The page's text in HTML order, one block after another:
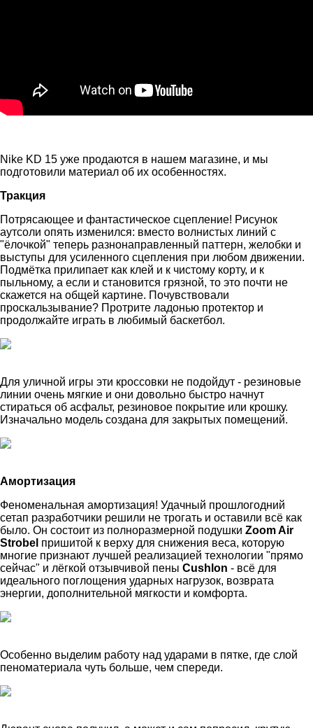
Nike KD 15 уже продаются в нашем магазине, и мы
подготовили материал об их особенностях.
Тракция
Потрясающее и фантастическое сцепление! Рисунок
аутсоли опять изменился: вместо волнистых линий с
"ёлочкой" теперь разнонаправленный паттерн, желобки и
выступы для усиленного сцепления при любом движении.
Подмётка прилипает как клей и к чистому корту, и к
пыльному, а если и становится грязной, то это почти не
скажется на общей картине. Почувствовали
проскальзывание? Протрите ладонью протектор и
продолжайте играть в любимый баскетбол.
Для уличной игры эти кроссовки не подойдут - резиновые
линии очень мягкие и они довольно быстро начнут
стираться об асфальт, резиновое покрытие или крошку.
Изначально модель создана для закрытых помещений.
Амортизация
Феноменальная амортизация! Удачный прошлогодний
сетап разработчики решили не трогать и оставили всё как
было. Он состоит из полноразмерной подушки Zoom Air
Strobel пришитой к верху для снижения веса, которую
многие признают лучшей реализацией технологии "прямо
сейчас" и лёгкой отзывчивой пены Cushlon - всё для
идеального поглощения ударных нагрузок, возврата
энергии, дополнительной мягкости и комфорта.
Особенно выделим работу над ударами в пятке, где слой
пеноматериала чуть больше, чем спереди.